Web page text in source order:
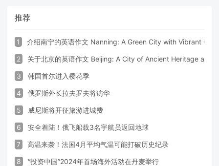
推荐
1 介绍南宁的英语作文 Nanning: A Green City with Vibrant
2 关于北京的英语作文 Beijing: A City of Ancient Heritage and
3 韩国首尔进入樱花季
4 俄罗斯外长拉夫罗夫将访华
5 威尼斯将开征旅游进城费
6 安全着陆！俄飞船载3名宇航员返回地球
7 高温来袭！法国4月平均气温可能打破历史纪录
8 “投资中国”2024年首场海外活动在丹麦举行